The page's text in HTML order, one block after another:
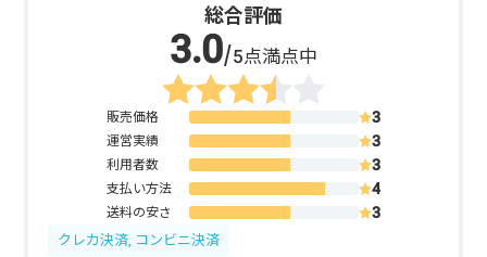
総合評価
/5点満点中
販売価格
運営実績
利用者数
支払い方法
送料の安さ
クレカ決済, コンビニ決済